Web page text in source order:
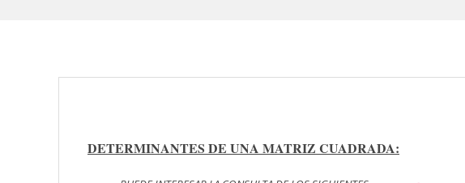
DETERMINANTES DE UNA MATRIZ CUADRADA: